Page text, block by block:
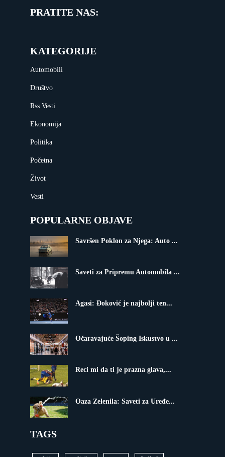
PRATITE NAS:
KATEGORIJE
Automobili
Društvo
Rss Vesti
Ekonomija
Politika
Početna
Život
Vesti
POPULARNE OBJAVE
Savršen Poklon za Njega: Auto ...
Saveti za Pripremu Automobila ...
Agasi: Đoković je najbolji ten...
Očaravajuće Šoping Iskustvo u ...
Reci mi da ti je prazna glava,...
Oaza Zelenila: Saveti za Uređe...
TAGS